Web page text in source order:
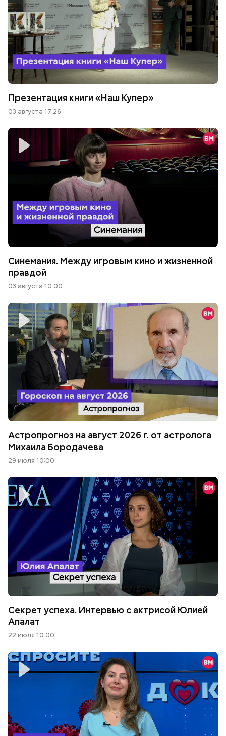
Презентация книги «Наш Купер»
03 августа 17:26
Синемания. Между игровым кино и жизненной
правдой
03 августа 10:00
Астропрогноз на август 2026 г. от астролога
Михаила Бородачева
29 июля 10:00
Секрет успеха. Интервью с актрисой Юлией
Апалат
22 июля 10:00